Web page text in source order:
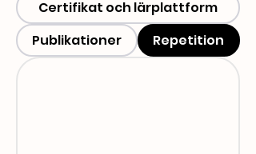
Certifikat och lärplattform
Publikationer
Repetition